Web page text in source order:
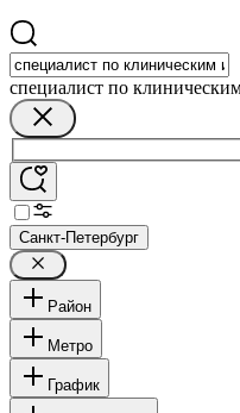
специалист по
Санкт-Петербург
Район
Метро
График